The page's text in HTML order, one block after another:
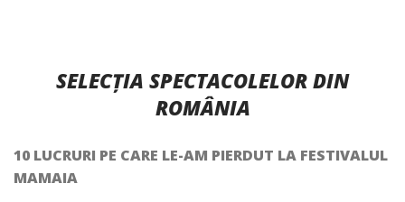
SELECȚIA SPECTACOLELOR DIN
ROMÂNIA
10 LUCRURI PE CARE LE-AM PIERDUT LA FESTIVALUL
MAMAIA